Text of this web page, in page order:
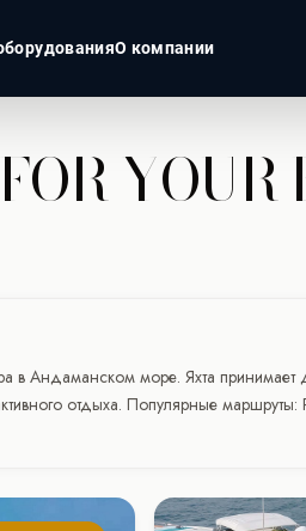
Москва
О компании
YOUR
в Андаманском море. Яхта
отдыха. Популярные маршруты: